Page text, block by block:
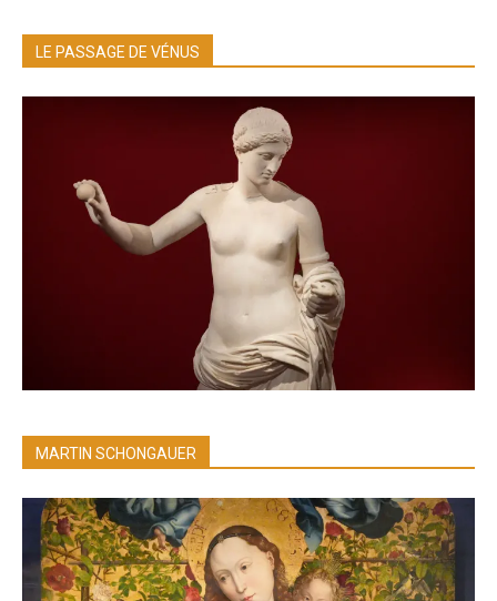
LE PASSAGE DE VÉNUS
MARTIN SCHONGAUER